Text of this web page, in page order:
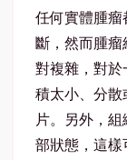
任何實體腫
斷，然而腫
對複雜，對
積太小、分
片。另外，
部狀態，這